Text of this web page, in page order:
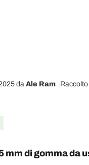
da Ale Ram
mm di gomma da